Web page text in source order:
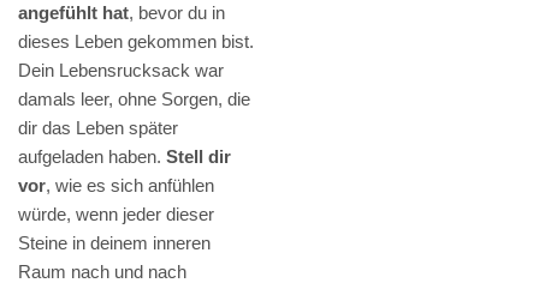
angefühlt hat, bevor du in
dieses Leben gekommen bist.
Dein Lebensrucksack war
damals leer, ohne Sorgen, die
dir das Leben später
aufgeladen haben. Stell dir
vor, wie es sich anfühlen
würde, wenn jeder dieser
Steine in deinem inneren
Raum nach und nach